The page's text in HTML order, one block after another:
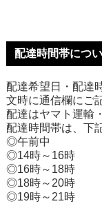
配達時間帯につ
配達希望日・配達
文時に通信欄にご
配達はヤマト運輸
配達時間帯は、下
◎午前中
◎14時～16時
◎16時～18時
◎18時～20時
◎19時～21時